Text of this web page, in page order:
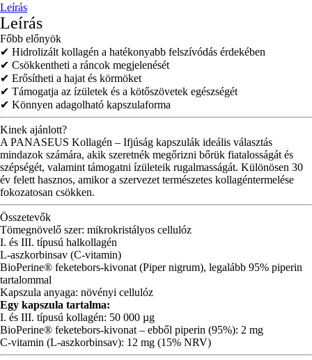
Leírás
Leírás
Főbb előnyök
✔ Hidrolizált kollagén a hatékonyabb felszívódás érdekében
✔ Csökkentheti a ráncok megjelenését
✔ Erősítheti a hajat és körmöket
✔ Támogatja az ízületek és a kötőszövetek egészségét
✔ Könnyen adagolható kapszulaforma
Kinek ajánlott?
A PANASEUS Kollagén – Ifjúság kapszulák ideális választás
mindazok számára, akik szeretnék megőrizni bőrük fiatalosságát és
szépségét, valamint támogatni ízületeik rugalmasságát. Különösen 30
év felett hasznos, amikor a szervezet természetes kollagéntermelése
fokozatosan csökken.
Összetevők
Tömegnövelő szer: mikrokristályos cellulóz
I. és III. típusú halkollagén
L-aszkorbinsav (C-vitamin)
BioPerine® feketebors-kivonat (Piper nigrum), legalább 95% piperin
tartalommal
Kapszula anyaga: növényi cellulóz
Egy kapszula tartalma:
I. és III. típusú kollagén: 50 000 µg
BioPerine® feketebors-kivonat – ebből piperin (95%): 2 mg
C-vitamin (L-aszkorbinsav): 12 mg (15% NRV)